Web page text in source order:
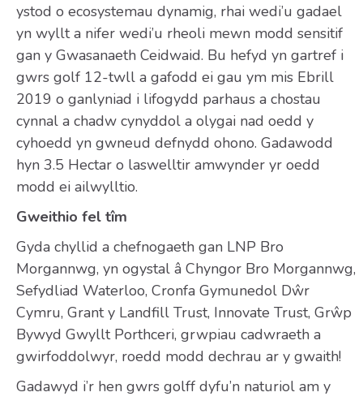
ystod o ecosystemau dynamig, rhai wedi’u gadael
yn wyllt a nifer wedi’u rheoli mewn modd sensitif
gan y Gwasanaeth Ceidwaid. Bu hefyd yn gartref i
gwrs golf 12-twll a gafodd ei gau ym mis Ebrill
2019 o ganlyniad i lifogydd parhaus a chostau
cynnal a chadw cynyddol a olygai nad oedd y
cyhoedd yn gwneud defnydd ohono. Gadawodd
hyn 3.5 Hectar o laswelltir amwynder yr oedd
modd ei ailwylltio.
Gweithio fel tîm
Gyda chyllid a chefnogaeth gan LNP Bro
Morgannwg, yn ogystal â Chyngor Bro Morgannwg,
Sefydliad Waterloo, Cronfa Gymunedol Dŵr
Cymru, Grant y Landfill Trust, Innovate Trust, Grŵp
Bywyd Gwyllt Porthceri, grwpiau cadwraeth a
gwirfoddolwyr, roedd modd dechrau ar y gwaith!
Gadawyd i’r hen gwrs golff dyfu’n naturiol am y